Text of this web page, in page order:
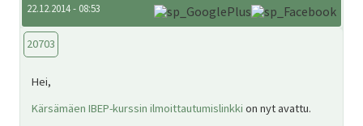
22.12.2014 - 08:53
20703
Hei,
Kärsämäen IBEP-kurssin ilmoittautumislinkki on nyt avattu.